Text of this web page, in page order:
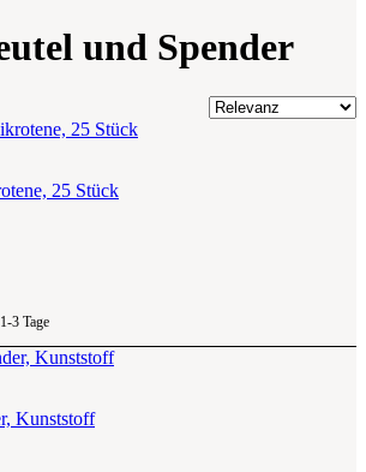
und Spender
25 Stück
3 Tage
Kunststoff